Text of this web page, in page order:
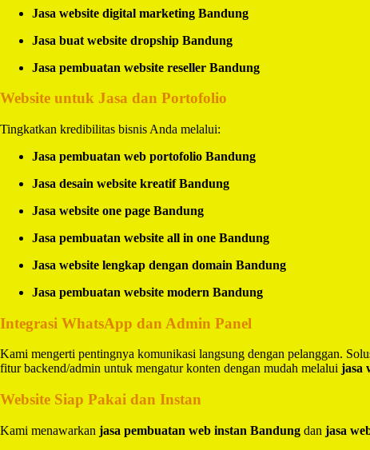
Jasa website digital marketing Bandung
Jasa buat website dropship Bandung
Jasa pembuatan website reseller Bandung
Website untuk Jasa dan Portofolio
Tingkatkan kredibilitas bisnis Anda melalui:
Jasa pembuatan web portofolio Bandung
Jasa desain website kreatif Bandung
Jasa website one page Bandung
Jasa pembuatan website all in one Bandung
Jasa website lengkap dengan domain Bandung
Jasa pembuatan website modern Bandung
Integrasi WhatsApp dan Admin Panel
Kami mengerti pentingnya komunikasi langsung dengan pelanggan.
fitur backend/admin untuk mengatur konten dengan mudah melalui jasa
Website Siap Pakai dan Instan
Kami menawarkan jasa pembuatan web instan Bandung dan jasa